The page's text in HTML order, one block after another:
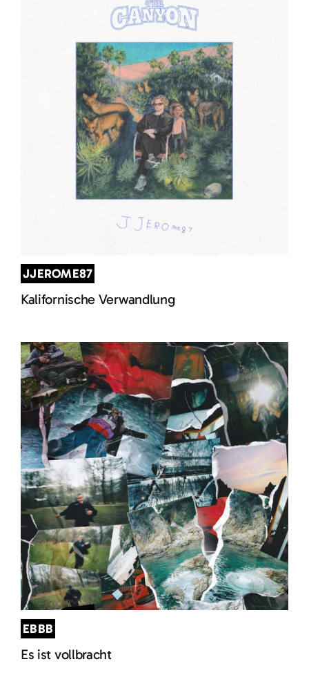
JJEROME87
Kalifornische Verwandlung
EBBB
Es ist vollbracht